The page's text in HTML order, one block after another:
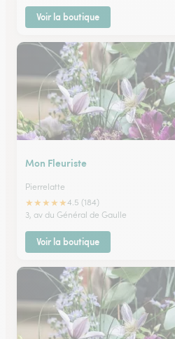
Voir la boutique
Mon Fleuriste
Pierrelatte
★★★★★4.5 (184)
3, av du Général de Gaulle
Voir la boutique